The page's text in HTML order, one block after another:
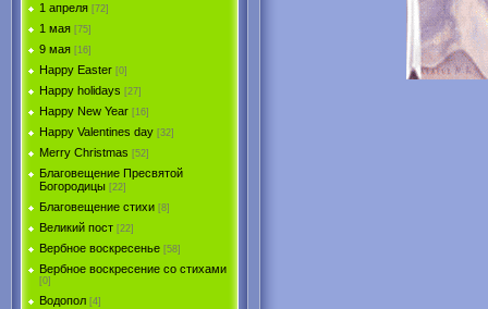
1 апреля [72]
1 мая [75]
9 мая [16]
Happy Easter [0]
Happy holidays [27]
Happy New Year [16]
Happy Valentines day [32]
Merry Christmas [52]
Благовещение Пресвятой
Богородицы [22]
Благовещение стихи [8]
Великий пост [22]
Вербное воскресенье [58]
Вербное воскресение со стихами
[0]
Водопол [4]